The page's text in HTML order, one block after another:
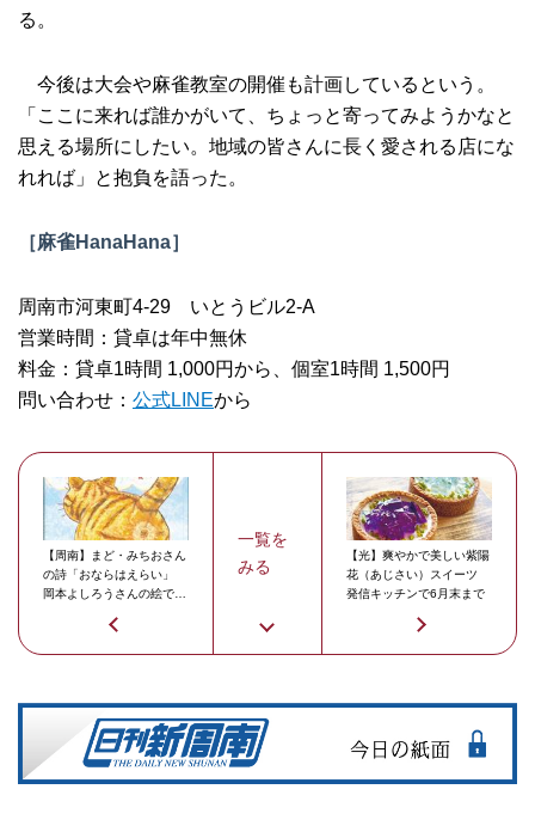
る。
今後は大会や麻雀教室の開催も計画しているという。
「ここに来れば誰かがいて、ちょっと寄ってみようかなと
思える場所にしたい。地域の皆さんに長く愛される店にな
れれば」と抱負を語った。
［麻雀HanaHana］
周南市河東町4-29 いとうビル2-A
営業時間：貸卓は年中無休
料金：貸卓1時間 1,000円から、個室1時間 1,500円
問い合わせ： 公式LINEから
【周南】まど・みちおさん
の詩「おならはえらい」
岡本よしろうさんの絵で絵
一覧を
みる
【光】爽やかで美しい紫陽
花（あじさい）スイーツ
発信キッチンで6月末まで